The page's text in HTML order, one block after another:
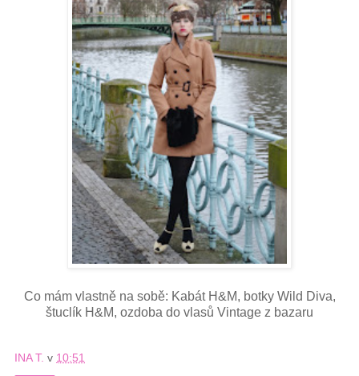
Co mám vlastně na sobě: Kabát H&M, botky Wild Diva,
štuclík H&M, ozdoba do vlasů Vintage z bazaru
INA T. v 10:51